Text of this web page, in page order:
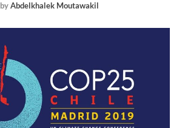
byAbdelkhalek Moutawakil